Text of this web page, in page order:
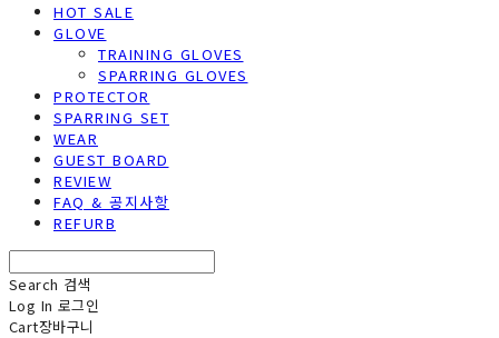
HOT SALE
GLOVE
TRAINING GLOVES
SPARRING GLOVES
PROTECTOR
SPARRING SET
WEAR
GUEST BOARD
REVIEW
FAQ & 공지사항
REFURB
Search 검색
Log In 로그인
Cart장바구니